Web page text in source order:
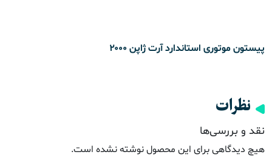
پیستون موتوری استاندارد آرت ژاپن ۲۰۰۰
نظرات
نقد و بررسی‌ها
هیچ دیدگاهی برای این محصول نوشته نشده است.